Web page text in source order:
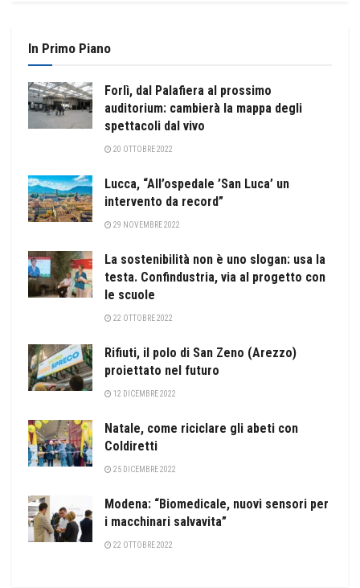
In Primo Piano
Forlì, dal Palafiera al prossimo
auditorium: cambierà la mappa degli
spettacoli dal vivo
20 OTTOBRE 2022
Lucca, “All’ospedale ’San Luca’ un
intervento da record”
29 NOVEMBRE 2022
La sostenibilità non è uno slogan: usa la
testa. Confindustria, via al progetto con
le scuole
22 OTTOBRE 2022
Rifiuti, il polo di San Zeno (Arezzo)
proiettato nel futuro
12 DICEMBRE 2022
Natale, come riciclare gli abeti con
Coldiretti
25 DICEMBRE 2022
Modena: “Biomedicale, nuovi sensori per
i macchinari salvavita”
22 OTTOBRE 2022